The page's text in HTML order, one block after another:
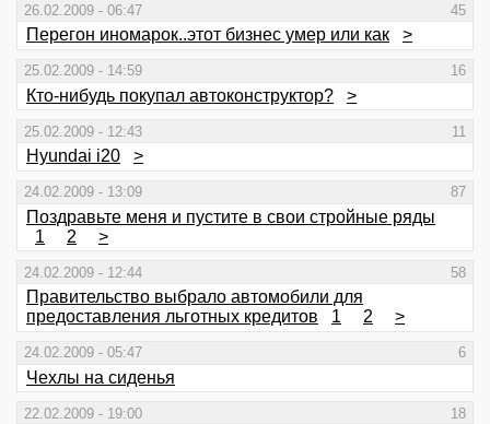
26.02.2009 - 06:47 45
Перегон иномарок..этот бизнес умер или как >
25.02.2009 - 14:59 16
Кто-нибудь покупал автоконструктор? >
25.02.2009 - 12:43 11
Hyundai i20 >
24.02.2009 - 13:09 87
Поздравьте меня и пустите в свои стройные ряды
1
2 >
24.02.2009 - 12:44 58
Правительство выбрало автомобили для
предоставления льготных кредитов
1 2 >
24.02.2009 - 05:47 6
Чехлы на сиденья
22.02.2009 - 19:00 18